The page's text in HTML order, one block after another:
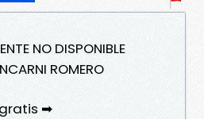
NO DISPONIBLE
ROMERO
➡